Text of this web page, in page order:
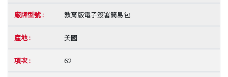
教育版電子簽署簡易包
美國
62